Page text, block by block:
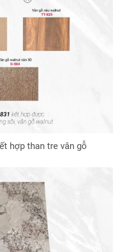
hợp than tre vân gỗ